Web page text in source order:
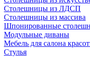
Столешницы из ЛДСП
Столешницы из массива
Шпонированные
Модульные диваны
Мебель для салона
Стулья